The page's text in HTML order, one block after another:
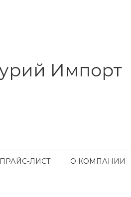
ПРАЙС-ЛИСТ О КОМПАНИИ